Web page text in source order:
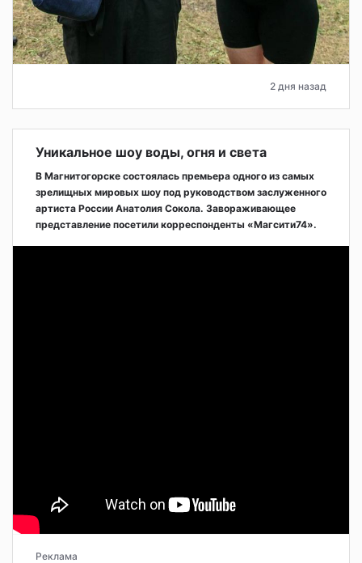
2 дня назад
Уникальное шоу воды, огня и света
В Магнитогорске состоялась премьера одного из самых
зрелищных мировых шоу под руководством заслуженного
артиста России Анатолия Сокола. Завораживающее
представление посетили корреспонденты «Магсити74».
Реклама